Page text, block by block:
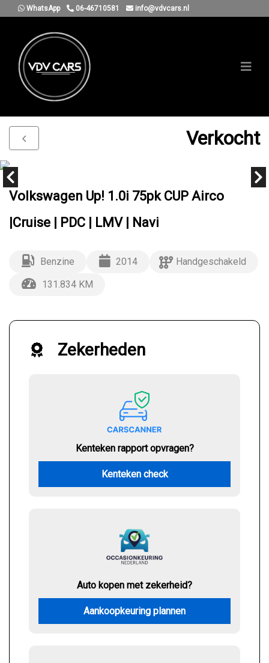
WhatsApp 06-46710581 info@vdvcars.nl
Verkocht
Volkswagen Up! 1.0i 75pk CUP Airco
|Cruise | PDC | LMV | Navi
Benzine 2014
Handgeschakeld
131.834 KM
Zekerheden
Kenteken rapport opvragen?
Kenteken check
Auto kopen met zekerheid?
Aankoopkeuring plannen